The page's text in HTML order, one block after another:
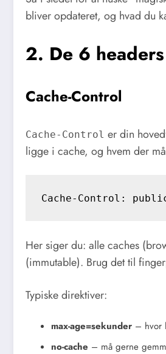
bliver opdateret, og hvad du
2. De 6
Cache-Control
Cache-Control er din
ligge i cache, og hvem der
Her siger du: alle caches
(immutable). Brug det til
Typiske direktiver:
max-age=sekunder – hvor
no-cache – må gerne